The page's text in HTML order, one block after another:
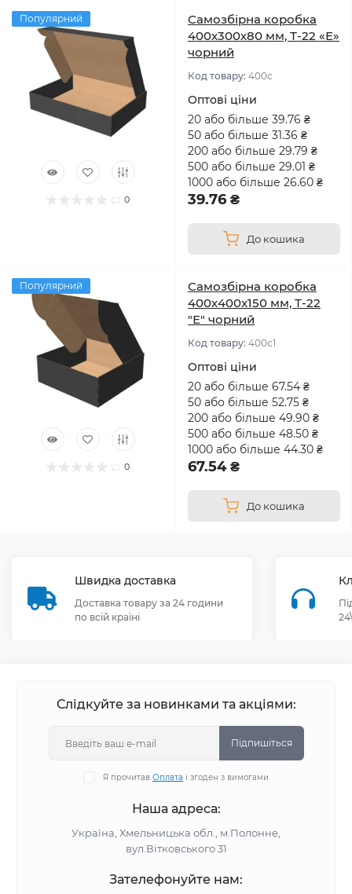
Популярний
0
Самозбірна коробка
400х300х80 мм, Т-22 «Е»
чорний
Код товару: 400с
Оптові ціни
20 або більше 39.76 ₴
50 або більше 31.36 ₴
200 або більше 29.79 ₴
500 або більше 29.01 ₴
1000 або більше 26.60 ₴
39.76 ₴
До кошика
Популярний
0
Самозбірна коробка
400х400х150 мм, Т-22
"Е" чорний
Код товару: 400с1
Оптові ціни
20 або більше 67.54 ₴
50 або більше 52.75 ₴
200 або більше 49.90 ₴
500 або більше 48.50 ₴
1000 або більше 44.30 ₴
67.54 ₴
До кошика
Швидка доставка
Доставка товару за 24 години
по всій країні
Слідкуйте за новинками та акціями:
Підпишіться
Я прочитав Оплата і згоден з вимогами
Наша адреса:
Україна, Хмельницька обл., м.Полонне,
вул.Вітковського 31
Зателефонуйте нам: